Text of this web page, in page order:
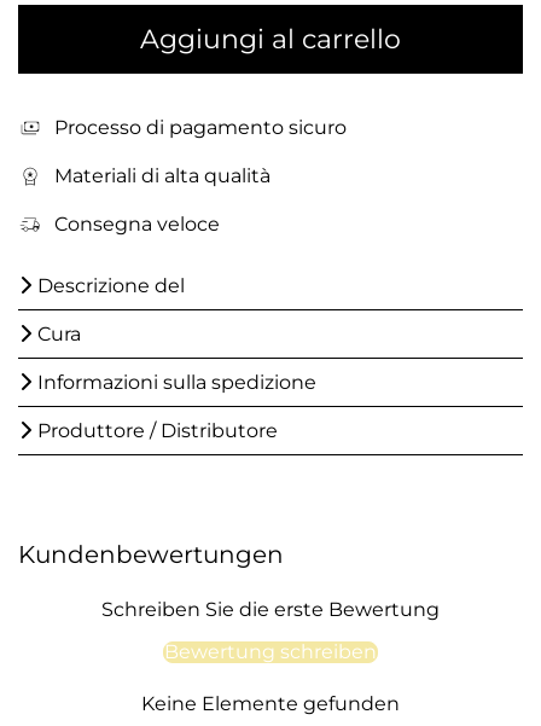
Aggiungi al carrello
Processo di pagamento sicuro
Materiali di alta qualità
Consegna veloce
Descrizione del
Cura
Informazioni sulla spedizione
Produttore / Distributore
Kundenbewertungen
Schreiben Sie die erste Bewertung
Bewertung schreiben
Keine Elemente gefunden